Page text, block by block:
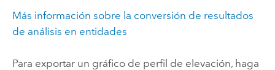
Más información sobre la conversión de resultados
de análisis en entidades
Para exportar un gráfico de perfil de elevación, haga